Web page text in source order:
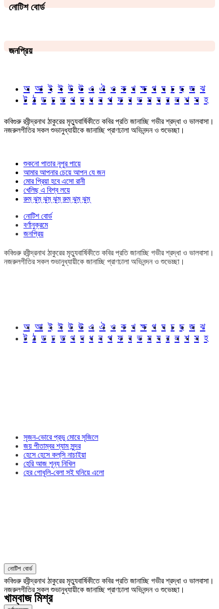
নোটিশ বোর্ড
জনপ্রিয়
অ আ ই ঈ উ ঊ এ ঐ ও ক খ ক্ষ গ ঘ চ ছ জ ঝ
ট ঠ ড ঢ ত থ দ ধ ন প ফ ব ভ ম য র ল শ স হ
কবিগুরু রবীন্দ্রনাথ ঠাকুরের মৃত্যুবার্ষিকীতে কবির প্রতি জানাচ্ছি গভীর শ্রদ্ধা ও ভালবাসা।
নজরুলগীতির সকল শুভানুধ্যায়ীকে জানাচ্ছি প্রাণঢালা অভিনন্দন ও শুভেচ্ছা।
শুকনো পাতার নূপুর পায়ে
আমার আপনার চেয়ে আপন যে জন
মোর প্রিয়া হবে এসো রানী
খেলিছ এ বিশ্ব লয়ে
রুম্ ঝুম্ ঝুম্ ঝুম্ রুম্ ঝুম্ ঝুম্
নোটিশ বোর্ড
বর্ণানুক্রমে
জনপ্রিয়
কবিগুরু রবীন্দ্রনাথ ঠাকুরের মৃত্যুবার্ষিকীতে কবির প্রতি জানাচ্ছি গভীর শ্রদ্ধা ও ভালবাসা।
নজরুলগীতির সকল শুভানুধ্যায়ীকে জানাচ্ছি প্রাণঢালা অভিনন্দন ও শুভেচ্ছা।
অ আ ই ঈ উ ঊ এ ঐ ও ক খ ক্ষ গ ঘ চ ছ জ ঝ
ট ঠ ড ঢ ত থ দ ধ ন প ফ ব ভ ম য র ল শ স হ
সৃজন-ভোরে প্রভু মোরে সৃজিলে
জয় পীতাম্বর শ্যাম সুন্দর
হেসে হেসে কল্‌সি নাচাইয়া
হেরি আজ শূন্য নিখিল
হের গোধূলি-বেলা সই ঘনিয়ে এলো
নোটিশ বোর্ড
কবিগুরু রবীন্দ্রনাথ ঠাকুরের মৃত্যুবার্ষিকীতে কবির প্রতি জানাচ্ছি গভীর শ্রদ্ধা ও ভালবাসা।
নজরুলগীতির সকল শুভানুধ্যায়ীকে জানাচ্ছি প্রাণঢালা অভিনন্দন ও শুভেচ্ছা।
খাম্বাজ মিশ্র